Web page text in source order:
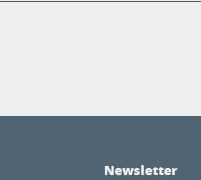
Newsletter